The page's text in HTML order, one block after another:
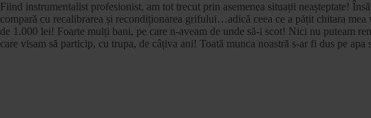
Fiind instrumentalist profesionist, am tot trecut prin asemenea situații neașteptate!
compară cu recalibrarea și recondiționarea grifului…adică ceea ce a pățit chitara
de 1.000 lei! Foarte mulți bani, pe care n-aveam de unde să-i scot! Nici nu puteam
care visam să particip, cu trupa, de câțiva ani! Toată munca noastră s-ar fi dus pe